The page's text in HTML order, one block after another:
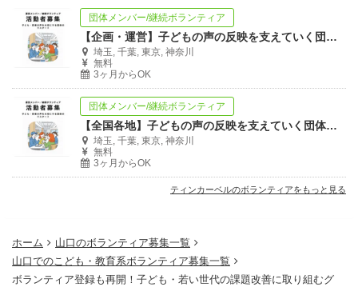
団体メンバー/継続ボランティア
【企画・運営】子どもの声の反映を支えていく団体のリスタートに携わってみたい方必見
埼玉, 千葉, 東京, 神奈川
無料
3ヶ月からOK
団体メンバー/継続ボランティア
【全国各地】子どもの声の反映を支えていく団体のリスタートに携わってみたい方必見
埼玉, 千葉, 東京, 神奈川
無料
3ヶ月からOK
ティンカーベルのボランティアをもっと見る
ホーム
山口のボランティア募集一覧
山口でのこども・教育系ボランティア募集一覧
ボランティア登録も再開！子ども・若い世代の課題改善に取り組むグ